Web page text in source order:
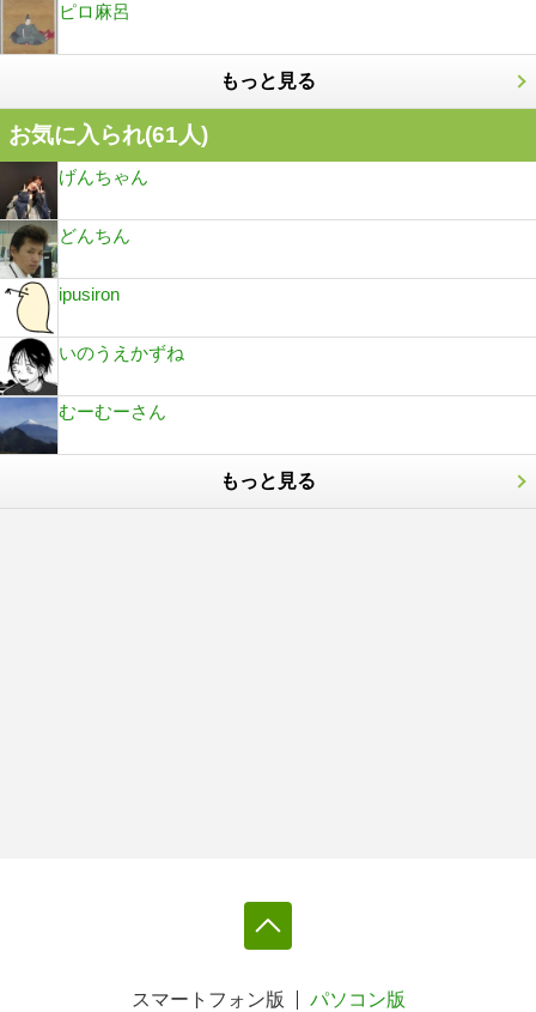
ピロ麻呂
もっと見る
お気に入られ(61人)
げんちゃん
どんちん
ipusiron
いのうえかずね
むーむーさん
もっと見る
スマートフォン版 パソコン版